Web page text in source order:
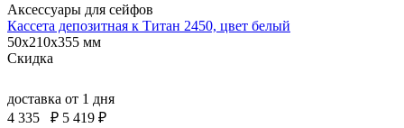
Аксессуары для сейфов
Кассета депозитная к Титан 2450, цвет белый
50x210x355 мм
Скидка
доставка от 1 дня
4 335
₽ 5 419 ₽